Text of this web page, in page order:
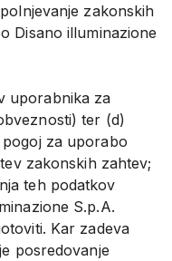
zakonskih
Disano illuminazione
uporabnika za
ter (d)
za uporabo
zakonskih zahtev;
teh podatkov
S.p.A.
Kar zadeva
posredovanje